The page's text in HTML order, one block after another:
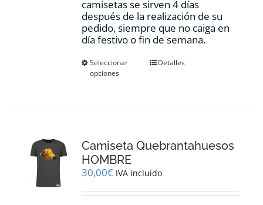
camisetas se sirven 4 días
después de la realización de su
pedido, siempre que no caiga en
día festivo o fin de semana.
Seleccionar
opciones
Este
se
elegir
en
la
Detalles
Camiseta Quebrantahuesos
HOMBRE
30,00€ IVA incluido